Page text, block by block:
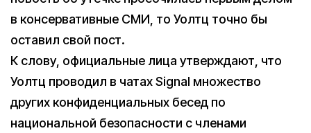
в консервативные СМИ, то Уолтц точно бы
оставил свой пост.
К слову, официальные лица утверждают, что
Уолтц проводил в чатах Signal множество
других конфиденциальных бесед по
национальной безопасности с членами